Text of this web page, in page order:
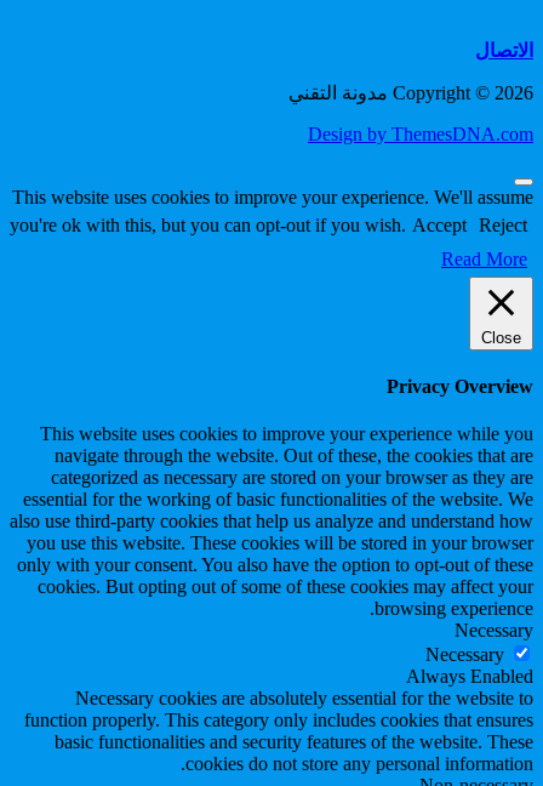
الاتصال
Copyright © 2026 مدونة التقني
Design by ThemesDNA.com
Scroll
to
Top
This website uses cookies to improve your experience. We'll assume
you're ok with this, but you can opt-out if you wish. Accept Reject
Read More
Close
Privacy Overview
This website uses cookies to improve your experience while you
navigate through the website. Out of these, the cookies that are
categorized as necessary are stored on your browser as they are
essential for the working of basic functionalities of the website. We
also use third-party cookies that help us analyze and understand how
you use this website. These cookies will be stored in your browser
only with your consent. You also have the option to opt-out of these
cookies. But opting out of some of these cookies may affect your
browsing experience.
Necessary
Necessary
Always Enabled
Necessary cookies are absolutely essential for the website to
function properly. This category only includes cookies that ensures
basic functionalities and security features of the website. These
cookies do not store any personal information.